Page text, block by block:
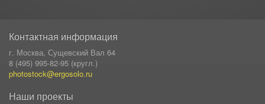
Контактная информация
г. Москва, Сущевский Вал 64
8 (495) 995-82-95 (кругл.)
photostock@ergosolo.ru
Наши проекты